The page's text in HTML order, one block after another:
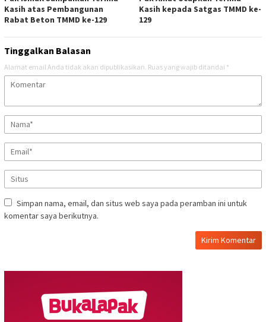
Kasih atas Pembangunan
Rabat Beton TMMD ke-129
Kasih kepada Satgas TMMD ke-
129
Tinggalkan Balasan
Alamat email Anda tidak akan dipublikasikan. Ruas yang wajib ditandai *
Simpan nama, email, dan situs web saya pada peramban ini untuk
komentar saya berikutnya.